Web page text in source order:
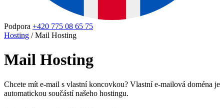
Podpora +420 775 08 65 75
Hosting / Mail Hosting
Mail Hosting
Chcete mít e-mail s vlastní koncovkou? Vlastní e-mailová doména je
automatickou součástí našeho hostingu.